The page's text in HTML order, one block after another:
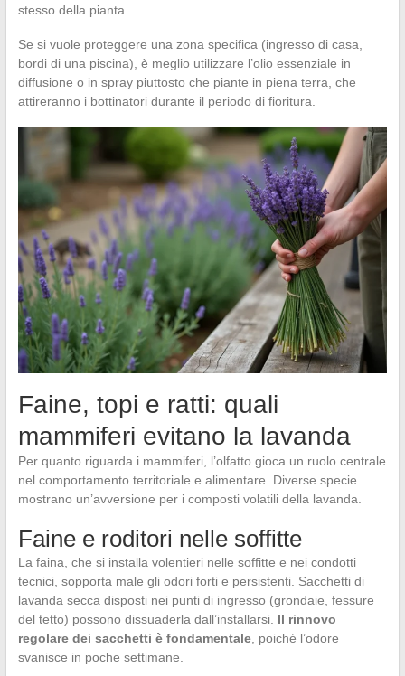
stesso della pianta.
Se si vuole proteggere una zona specifica (ingresso di casa,
bordi di una piscina), è meglio utilizzare l’olio essenziale in
diffusione o in spray piuttosto che piante in piena terra, che
attireranno i bottinatori durante il periodo di fioritura.
Faine, topi e ratti: quali
mammiferi evitano la lavanda
Per quanto riguarda i mammiferi, l’olfatto gioca un ruolo centrale
nel comportamento territoriale e alimentare. Diverse specie
mostrano un’avversione per i composti volatili della lavanda.
Faine e roditori nelle soffitte
La faina, che si installa volentieri nelle soffitte e nei condotti
tecnici, sopporta male gli odori forti e persistenti. Sacchetti di
lavanda secca disposti nei punti di ingresso (grondaie, fessure
del tetto) possono dissuaderla dall’installarsi. Il rinnovo
regolare dei sacchetti è fondamentale, poiché l’odore
svanisce in poche settimane.